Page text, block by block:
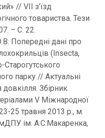
// VII з’їзд
товариства. Тези
– С. 22.
Попередні дані про
(Insecta,
парку // Актуальні
Збірник
V Міжнародної
25 травня 2013 р., м.
ім. А.С.Макаренка,